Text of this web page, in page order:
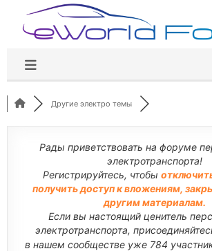
Перейти
содержимому
Другие электро темы
Рады приветствовать на форуме
электротранспорта!
Регистрируйтесь, чтобы
получить доступ к вложениям,
другим материалам.
Если вы настоящий ценитель
электротранспорта,
в нашем сообществе уже 784